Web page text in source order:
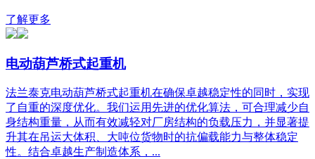
了解更多
电动葫芦桥式起重机
法兰泰克电动葫芦桥式起重机在确保卓越稳定性的同时，实现
了自重的深度优化。我们运用先进的优化算法，可合理减少自
身结构重量，从而有效减轻对厂房结构的负载压力，并显著提
升其在吊运大体积、大吨位货物时的抗偏载能力与整体稳定
性。结合卓越生产制造体系，...